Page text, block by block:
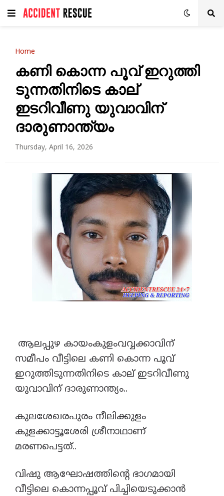
Home
കണി കൊന്ന പൂവ് ഇറുത്തി
ടുന്നതിനിടെ കാല്
ഇടറിവീണു യുവാവിന്
ദാരുണാന്ത്യം
Thursday, April 16, 2026
ആലപ്പുഴ കായംകുളംവവ്വക്കാവിന്
സമീപം വീട്ടിലെ കണി കൊന്ന പൂവ്
ഇറുത്തിടുന്നതിനിടെ കാല് ഇടറിവീണു
യുവാവിന് ദാരുണാന്ത്യം..
കുലശേഖരപുരം നീലിക്കുളം
കുളക്കാട്ടൂശേരി ശ്രീനാഥാണ്
മരണപെട്ടത്..
വിഷു ആഘോഷത്തിന്റെ ഭാഗമായി
വീട്ടിലെ കൊന്നപ്പൂവ് പിച്ചിയെടുക്കാൻ